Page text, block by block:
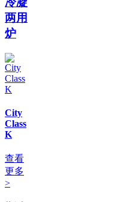
两用
炉
City
Class
K
查看
更多
>